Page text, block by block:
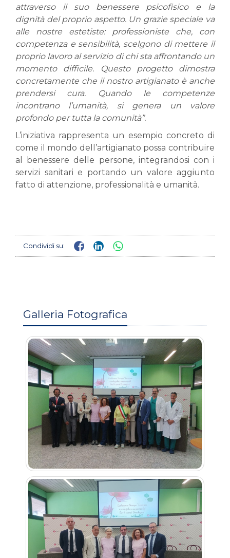
attraverso il suo benessere psicofisico e la
dignità del proprio aspetto. Un grazie speciale va
alle nostre estetiste: professioniste che, con
competenza e sensibilità, scelgono di mettere il
proprio lavoro al servizio di chi sta affrontando un
momento difficile. Questo progetto dimostra
concretamente che il nostro artigianato è anche
prendersi cura. Quando le competenze
incontrano l’umanità, si genera un valore
profondo per tutta la comunità”.
L’iniziativa rappresenta un esempio concreto di
come il mondo dell’artigianato possa contribuire
al benessere delle persone, integrandosi con i
servizi sanitari e portando un valore aggiunto
fatto di attenzione, professionalità e umanità.
Condividi su:
Galleria Fotografica